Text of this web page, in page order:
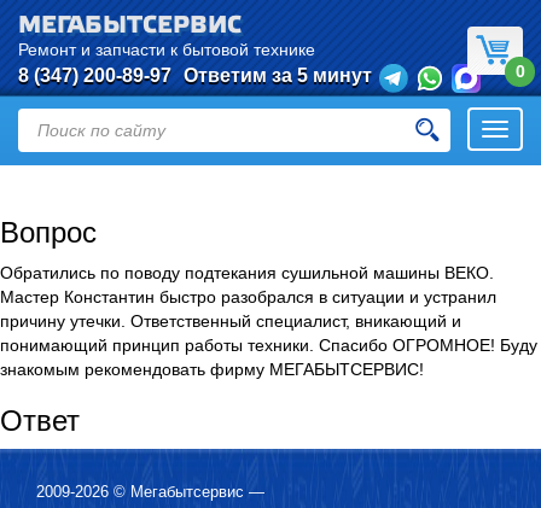
МЕГАБЫТСЕРВИС
Ремонт и запчасти к бытовой технике
8 (347) 200-89-97 Ответим за 5 минут 0
Вопрос
Обратились по поводу подтекания сушильной машины ВЕКО.
Мастер Константин быстро разобрался в ситуации и устранил
причину утечки. Ответственный специалист, вникающий и
понимающий принцип работы техники. Спасибо ОГРОМНОЕ! Буду
знакомым рекомендовать фирму МЕГАБЫТСЕРВИС!
Ответ
2009-2026 © Мегабытсервис —